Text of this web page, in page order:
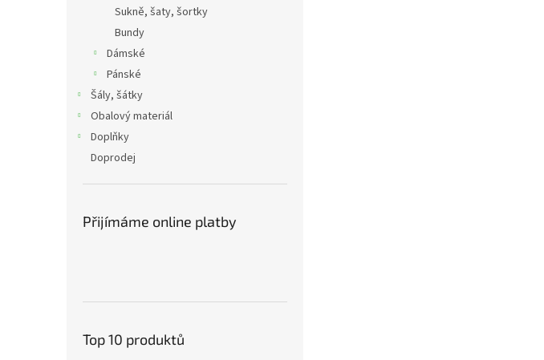
Sukně, šaty, šortky
Bundy
Dámské
Pánské
Šály, šátky
Obalový materiál
Doplňky
Doprodej
Přijímáme online platby
Top 10 produktů